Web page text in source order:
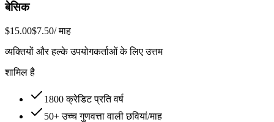
बेसिक
$15.00$7.50/ माह
व्यक्तियों और हल्के उपयोगकर्ताओं के लिए उत्तम
शामिल है
1800 क्रेडिट प्रति वर्ष
50+ उच्च गुणवत्ता वाली छवियां/माह